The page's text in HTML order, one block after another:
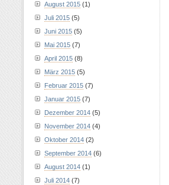
August 2015 (1)
Juli 2015 (5)
Juni 2015 (5)
Mai 2015 (7)
April 2015 (8)
März 2015 (5)
Februar 2015 (7)
Januar 2015 (7)
Dezember 2014 (5)
November 2014 (4)
Oktober 2014 (2)
September 2014 (6)
August 2014 (1)
Juli 2014 (7)